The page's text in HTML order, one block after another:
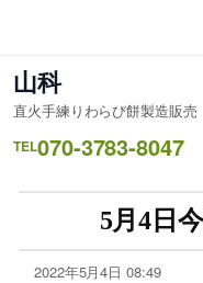
山科
直火手練りわらび餅製造販売
TEL070-3783-8047
5月4日
2022年5月4日 08:49